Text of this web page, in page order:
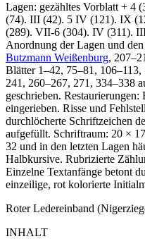
Lagen: gezähltes Vorblatt +
(74). III (42). 5 IV (121). IX
(289). VII-6 (304). IV (311).
Anordnung der Lagen und
Butzmann Weißenburg,
Blätter 1–42, 75–81,
241, 260–267, 271, 334–338
geschrieben.
eingerieben. Risse und
durchlöcherte Schriftzeichen
aufgefüllt. Schriftraum: 20 ×
32 und in den letzten Lagen
Halbkursive. Rubrizierte
Einzelne Textanfänge betont
einzeilige, rot kolorierte
Roter Ledereinband
INHALT